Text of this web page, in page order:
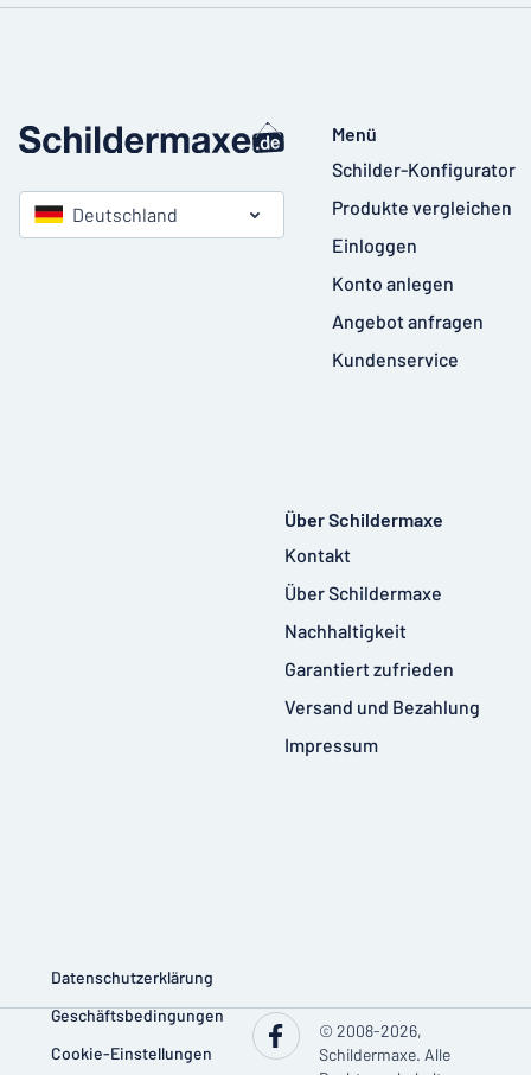
Deutschland
Menü
Schilder-Konfigurator
Produkte vergleichen
Einloggen
Konto anlegen
Angebot anfragen
Kundenservice
Über Schildermaxe
Kontakt
Über Schildermaxe
Nachhaltigkeit
Garantiert zufrieden
Versand und Bezahlung
Impressum
Datenschutzerklärung
Geschäftsbedingungen
Cookie-Einstellungen
© 2008-2026,
Schildermaxe. Alle